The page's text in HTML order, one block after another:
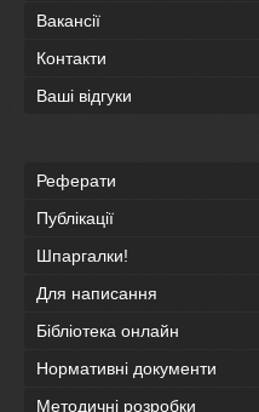
Вакансії
Контакти
Ваші відгуки
Реферати
Публікації
Шпаргалки!
Для написання
Бібліотека онлайн
Нормативні документи
Методичні розробки